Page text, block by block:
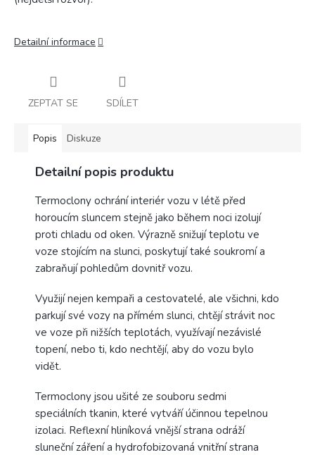
Detailní informace
ZEPTAT SE SDÍLET
Popis Diskuze
Detailní popis produktu
Termoclony ochrání interiér vozu v létě před
horoucím sluncem stejně jako během noci izolují
proti chladu od oken. Výrazně snižují teplotu ve
voze stojícím na slunci, poskytují také soukromí a
zabraňují pohledům dovnitř vozu.
Využijí nejen kempaři a cestovatelé, ale všichni, kdo
parkují své vozy na přímém slunci, chtějí strávit noc
ve voze při nižších teplotách, využívají nezávislé
topení, nebo ti, kdo nechtějí, aby do vozu bylo
vidět.
Termoclony jsou ušité ze souboru sedmi
speciálních tkanin, které vytváří účinnou tepelnou
izolaci. Reflexní hliníková vnější strana odráží
sluneční záření a hydrofobizovaná vnitřní strana